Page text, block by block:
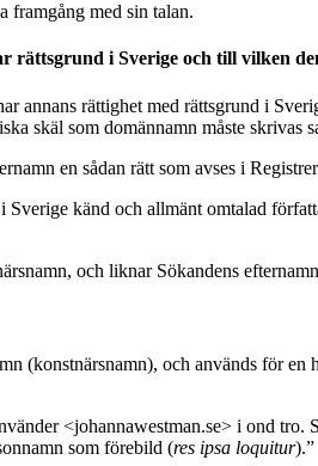
framgång med sin talan.
i Sverige och till vilken
rättighet med rättsgrund i
skäl som domännamn måste skrivas
en sådan rätt som avses i
känd och allmänt omtalad
och liknar Sökandens
(konstnärsnamn), och används för
<johannawestman.se> i ond tro.
som förebild (res ipsa loquitur).”